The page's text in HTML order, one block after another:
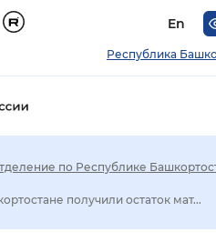
En
Республика
отображения
по Республике
получили остаток мат...